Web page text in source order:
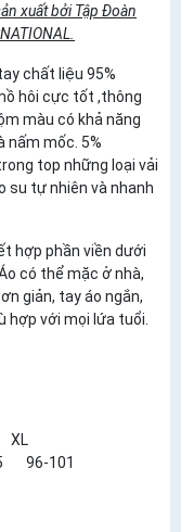
xuất bởi Tập Đoàn
chất liệu 95%
hôi cực tốt ,thông
màu có khả năng
nấm mốc. 5%
top những loại vải
su tự nhiên và nhanh
hợp phần viền dưới
có thể mặc ở nhà,
giản, tay áo ngắn,
hợp với mọi lứa tuổi.
95 96-101